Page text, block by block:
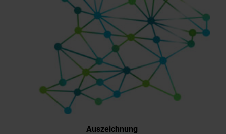
Auszeichnung